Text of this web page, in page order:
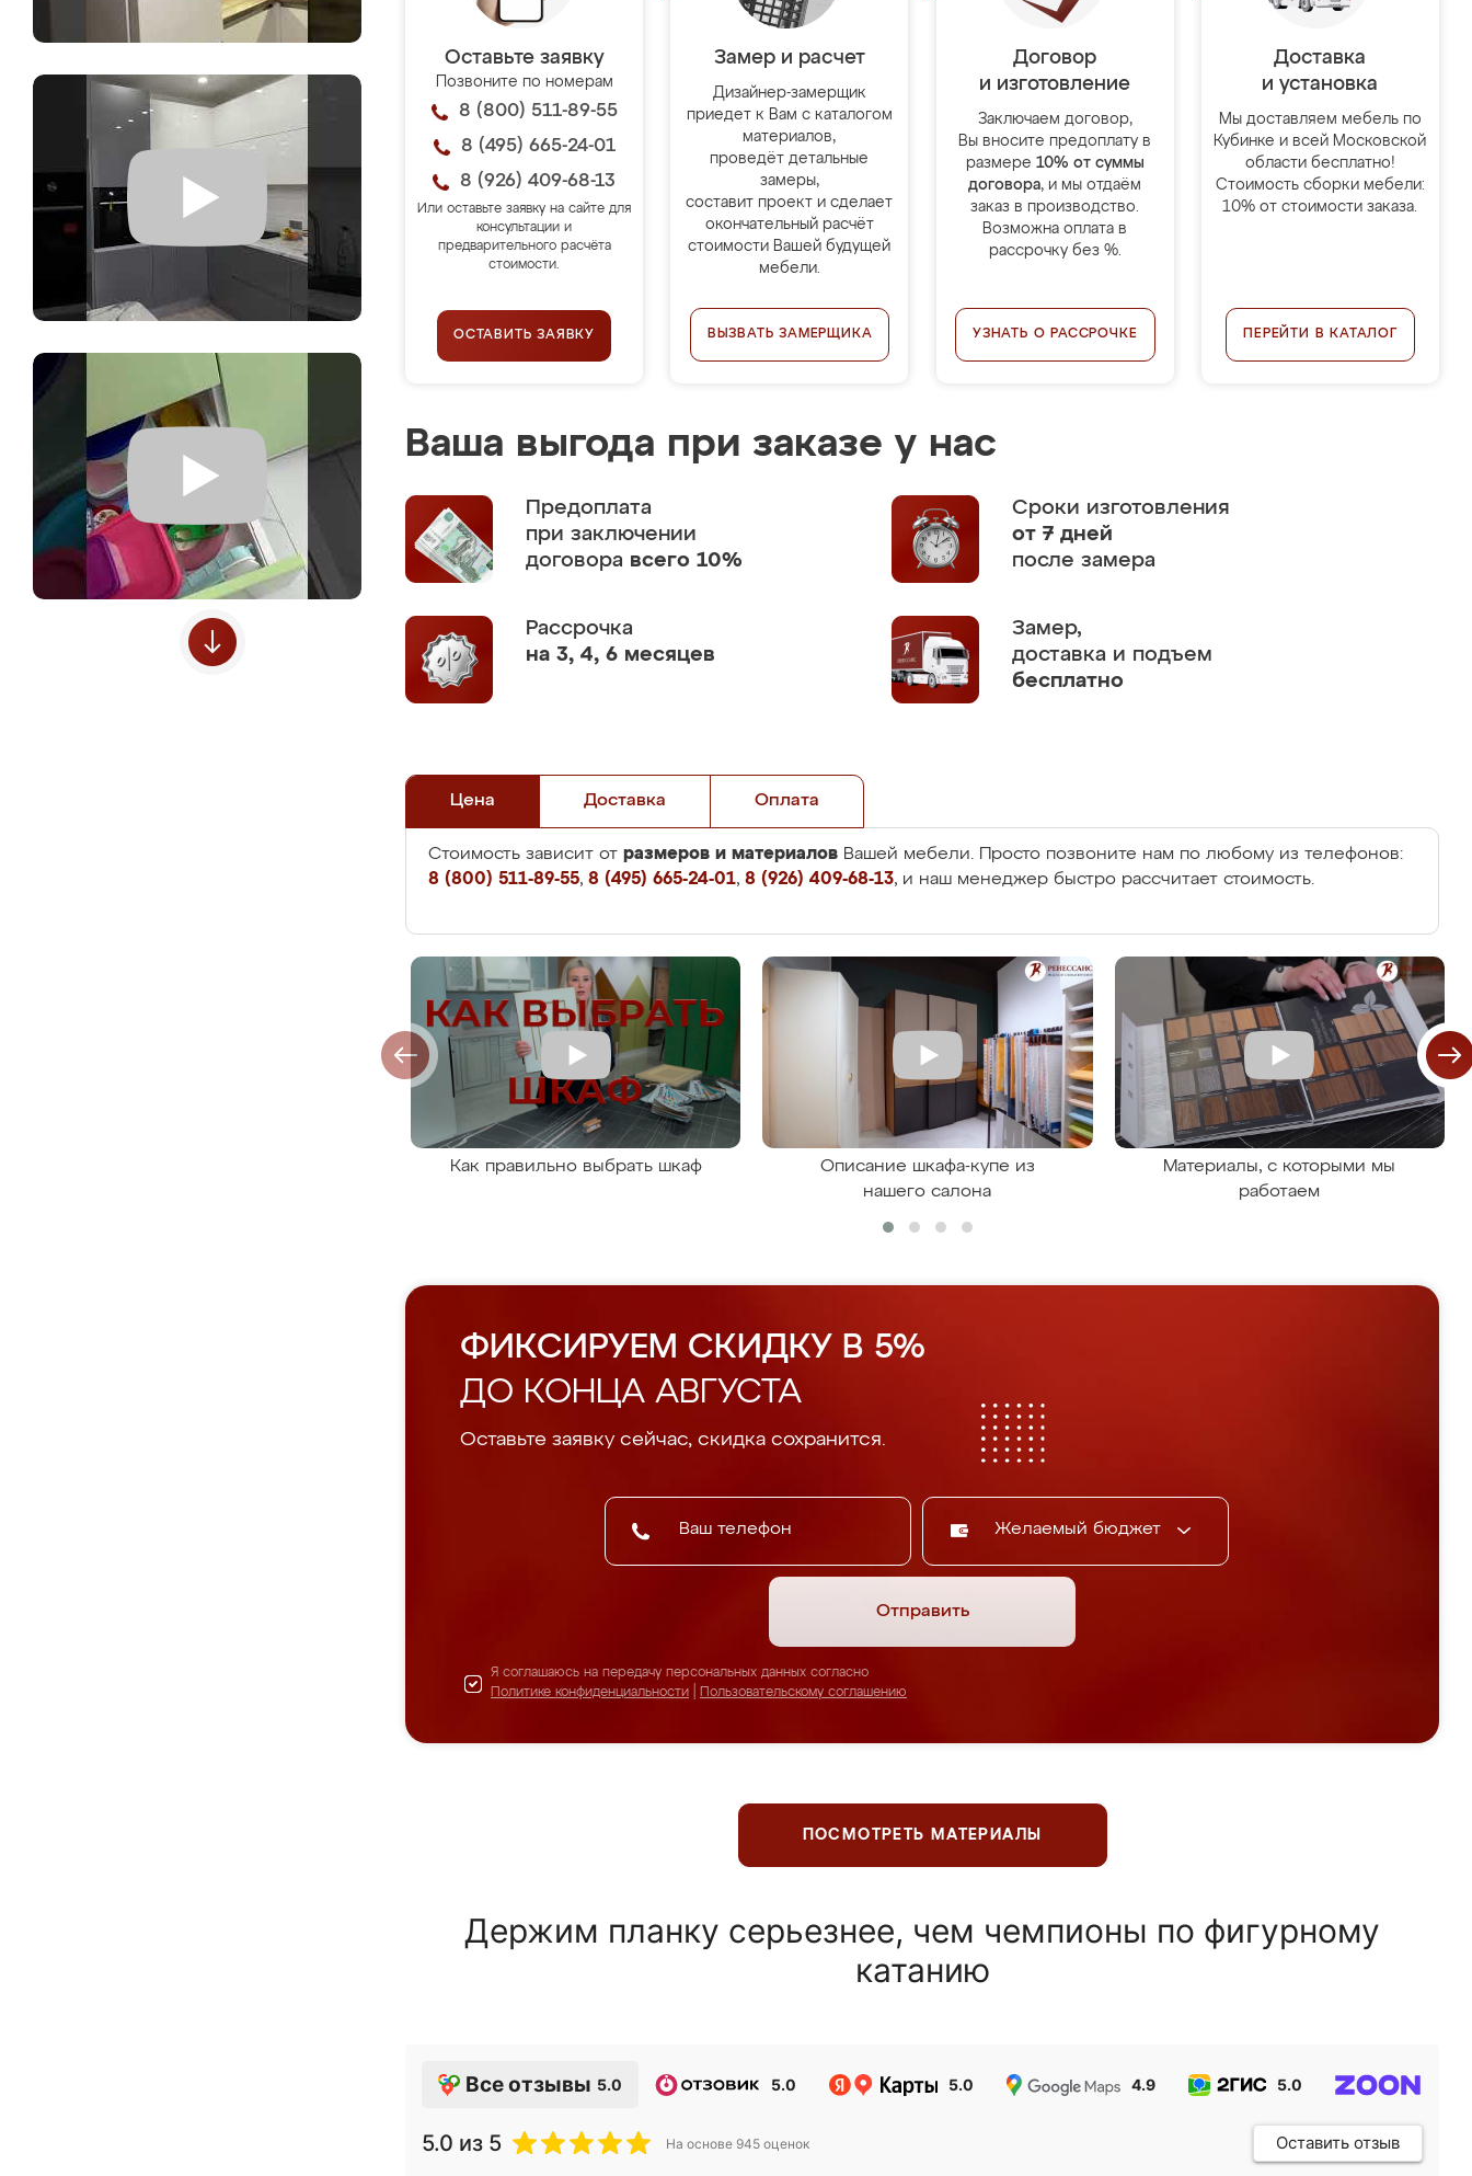
Оставьте заявку
Позвоните по номерам
8 (800) 511-89-55
8 (495) 665-24-01
8 (926) 409-68-13
Или оставьте заявку на сайте для
консультации и
предварительного расчёта
стоимости.
ОСТАВИТЬ ЗАЯВКУ
Замер и расчет
Дизайнер-замерщик
приедет к Вам с каталогом
материалов,
проведёт детальные
замеры,
составит проект и сделает
окончательный расчёт
стоимости Вашей будущей
мебели.
ВЫЗВАТЬ ЗАМЕРЩИКА
Договор
и изготовление
Заключаем договор,
Вы вносите предоплату в
размере 10% от суммы
договора, и мы отдаём
заказ в производство.
Возможна оплата в
рассрочку без %.
УЗНАТЬ О РАССРОЧКЕ
Доставка
и установка
Мы доставляем мебель по
Кубинке и всей Московской
области бесплатно!
Стоимость сборки мебели:
10% от стоимости заказа.
ПЕРЕЙТИ В КАТАЛОГ
Ваша выгода при заказе у нас
Предоплата
при заключении
договора всего 10%
Сроки изготовления
от 7 дней
после замера
Рассрочка
на 3, 4, 6 месяцев
Замер,
доставка и подъем
бесплатно
Цена Доставка Оплата
Стоимость зависит от размеров и материалов Вашей мебели. Просто позвоните нам по любому из телефонов:
8 (800) 511-89-55, 8 (495) 665-24-01, 8 (926) 409-68-13, и наш менеджер быстро рассчитает стоимость.
Как правильно выбрать шкаф
Описание шкафа-купе из
нашего салона
Материалы, с которыми мы
работаем
ФИКСИРУЕМ СКИДКУ В 5%
ДО КОНЦА АВГУСТА
Оставьте заявку сейчас, скидка сохранится.
Желаемый бюджет
Отправить
Я соглашаюсь на передачу персональных данных согласно
Политике конфиденциальности
Пользовательскому соглашению
ПОСМОТРЕТЬ МАТЕРИАЛЫ
Держим планку серьезнее, чем чемпионы по фигурному
катанию
Все отзывы 5.0 5.0 5.0 4.9 5.0
5.0 из 5 На основе 945 оценок Оставить отзыв